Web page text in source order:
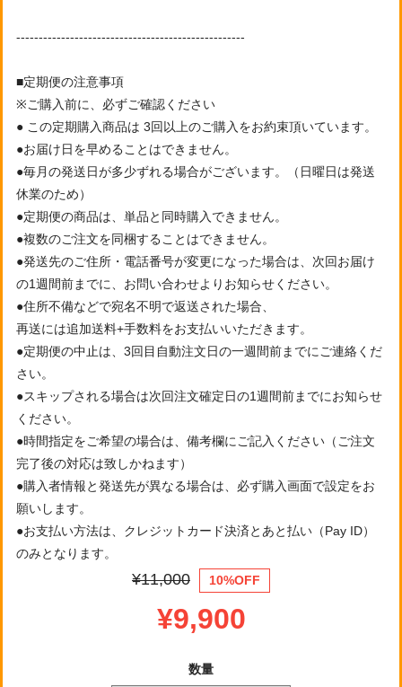
---------------------------------------------------
■定期便の注意事項
※ご購入前に、必ずご確認ください
● この定期購入商品は 3回以上のご購入をお約束頂いています。
●お届け日を早めることはできません。
●毎月の発送日が多少ずれる場合がございます。（日曜日は発送
休業のため）
●定期便の商品は、単品と同時購入できません。
●複数のご注文を同梱することはできません。
●発送先のご住所・電話番号が変更になった場合は、次回お届け
の1週間前までに、お問い合わせよりお知らせください。
●住所不備などで宛名不明で返送された場合、
再送には追加送料+手数料をお支払いいただきます。
●定期便の中止は、3回目自動注文日の一週間前までにご連絡くだ
さい。
●スキップされる場合は次回注文確定日の1週間前までにお知らせ
ください。
●時間指定をご希望の場合は、備考欄にご記入ください（ご注文
完了後の対応は致しかねます）
●購入者情報と発送先が異なる場合は、必ず購入画面で設定をお
願いします。
●お支払い方法は、クレジットカード決済とあと払い（Pay ID）
のみとなります。
¥11,000 10%OFF
¥9,900
数量